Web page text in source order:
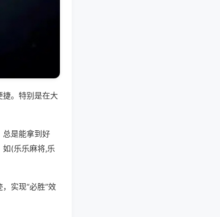
。特别是在大
总是能拿到好
(乐乐麻将,乐
实现“必胜”效